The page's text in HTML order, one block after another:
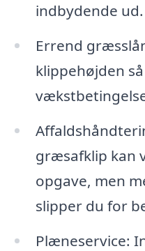
indbydende ud.
Errend
klippehøjden
græsafklip kan
opgave, men
slipper du for
Plæneservice: